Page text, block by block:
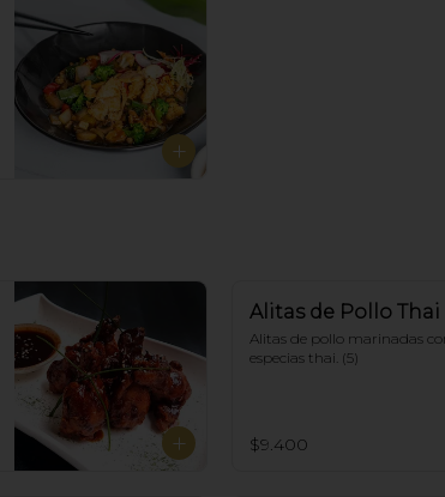
Alitas de Pollo Thai
Alitas de pollo marinadas
especias thai. (5)
$9.400